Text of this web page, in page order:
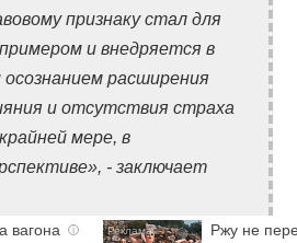
признаку стал для
и внедряется в
расширения
и отсутствия страха
мере, в
- заключает
i
вагона
Ржу не